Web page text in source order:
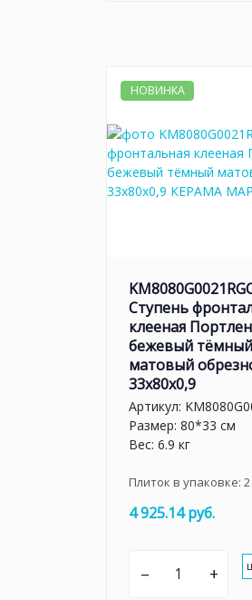
НОВИНКА
Ступень
клееная
бежевый тёмный
матовый
33x80x0,9
Артикул:
Размер: 80*33 см
Вес: 6.9 кг
Плиток в упаковке: 2
4 925.14 руб.
– +